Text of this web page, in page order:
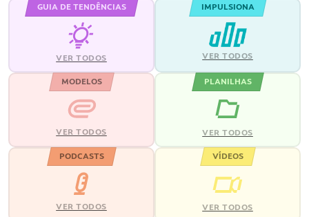
GUIA DE TENDÊNCIAS
VER TODOS
IMPULSIONA
VER TODOS
MODELOS
VER TODOS
PLANILHAS
VER TODOS
PODCASTS
VER TODOS
VÍDEOS
VER TODOS